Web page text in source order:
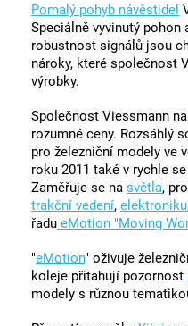
Pomalý pohyb návěstidel
Speciálně vyvinutý pohon
robustnost signálů jsou
nároky, které společnost
výrobky.
Společnost Viessmann
rozumné ceny. Rozsáhlý
pro železniční modely ve
roku 2011 také v rychle
Zaměřuje se na světla,
trakční vedení, elektroniku
řadu eMotion "Moving
"eMotion" oživuje
koleje přitahují pozornost
modely s různou